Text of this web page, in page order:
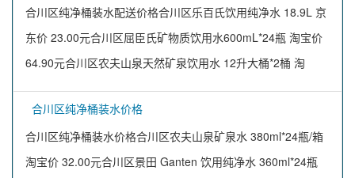
合川区纯净桶装水配送价格合川区乐百氏饮用纯净水 18.9L 京
东价 23.00元合川区屈臣氏矿物质饮用水600mL*24瓶 淘宝价
64.90元合川区农夫山泉天然矿泉饮用水 12升大桶*2桶 淘
合川区纯净桶装水价格
合川区纯净桶装水价格合川区农夫山泉矿泉水 380ml*24瓶/箱
淘宝价 32.00元合川区景田 Ganten 饮用纯净水 360ml*24瓶